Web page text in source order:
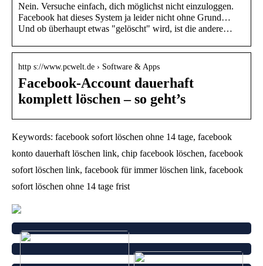
Nein. Versuche einfach, dich möglichst nicht einzuloggen.
Facebook hat dieses System ja leider nicht ohne Grund…
Und ob überhaupt etwas "gelöscht" wird, ist die andere…
http s://www.pcwelt.de › Software & Apps
Facebook-Account dauerhaft
komplett löschen – so geht’s
Keywords: facebook sofort löschen ohne 14 tage, facebook
konto dauerhaft löschen link, chip facebook löschen, facebook
sofort löschen link, facebook für immer löschen link, facebook
sofort löschen ohne 14 tage frist